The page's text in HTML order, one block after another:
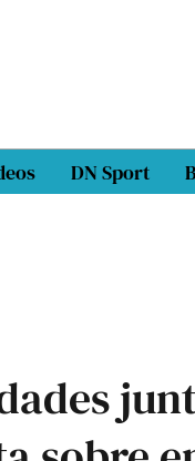
DN Sport